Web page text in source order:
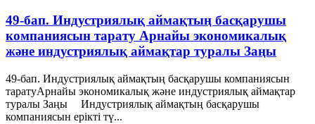
49-бап. Индустриялық аймақтың басқарушы
компаниясын тарату Арнайы экономикалық
және индустриялық аймақтар туралы Заңы
49-бап. Индустриялық аймақтың басқарушы компаниясын
таратуАрнайы экономикалық және индустриялық аймақтар
туралы Заңы Индустриялық аймақтың басқарушы
компаниясын ерікті тү...